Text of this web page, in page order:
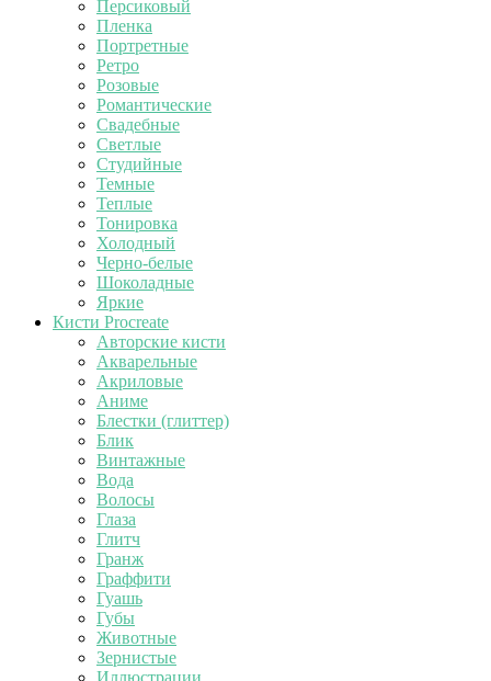
Персиковый
Пленка
Портретные
Ретро
Розовые
Романтические
Свадебные
Светлые
Студийные
Темные
Теплые
Тонировка
Холодный
Черно-белые
Шоколадные
Яркие
Кисти Procreate
Авторские кисти
Акварельные
Акриловые
Аниме
Блестки (глиттер)
Блик
Винтажные
Вода
Волосы
Глаза
Глитч
Гранж
Граффити
Гуашь
Губы
Животные
Зернистые
Иллюстрации